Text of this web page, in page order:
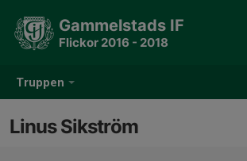
Truppen
Gammelstads IF
Flickor 2016 - 2018
Linus Sikström